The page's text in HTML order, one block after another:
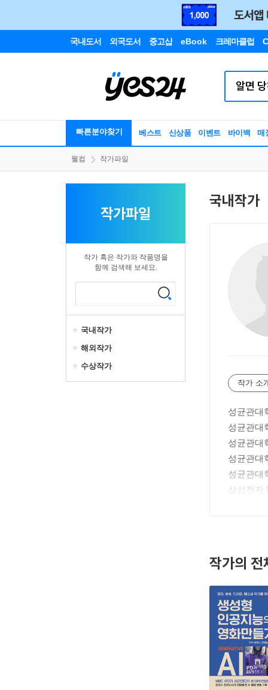
국내도서 외국도서 중고샵 eBook 크레마클럽
빠른분야찾기 베스트 신상품 이벤트 바이백 매
웰컴 작가파일
작가파일
작가 혹은 작가와 작품명을
함께 검색해 보세요.
국내작가
해외작가
수상작가
국내작가
작가 소
성균관대
성균관대
성균관대
성균관대
성균관대
삼성전자
2021-
저서: [챗
의 시대:
(with
역서: [상
의 르네상
작가의 전